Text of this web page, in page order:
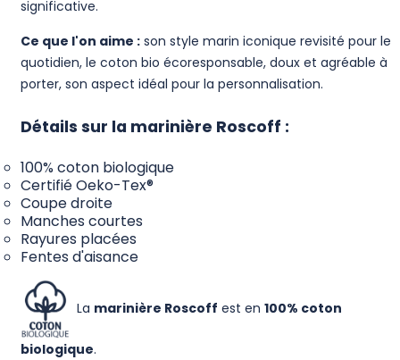
significative.
Ce que l'on aime :son style marin iconique revisité pour le
quotidien, le coton bio écoresponsable, doux et agréable à
porter, son aspect idéal pour la personnalisation.
Détails sur la marinière Roscoff :
100% coton biologique
Certifié Oeko-Tex®
Coupe droite
Manches courtes
Rayures placées
Fentes d'aisance
La marinière Roscoff est en 100% coton
biologique.